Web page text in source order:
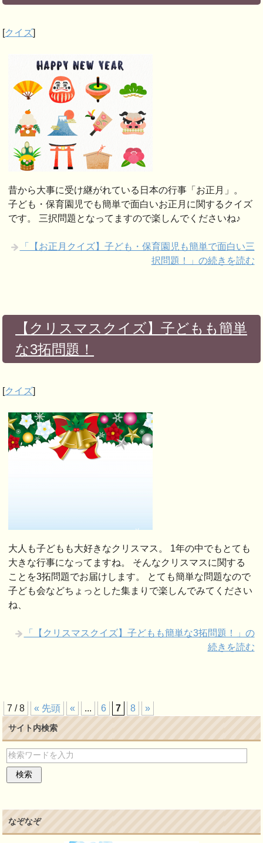
[クイズ]
昔から大事に受け継がれている日本の行事「お正月」。
子ども・保育園児でも簡単で面白いお正月に関するクイズ
です。 三択問題となってますので楽しんでくださいね♪
「【お正月クイズ】子ども・保育園児も簡単で面白い三
択問題！」の続きを読む
【クリスマスクイズ】子どもも簡単
な3拓問題！
[クイズ]
大人も子どもも大好きなクリスマス。 1年の中でもとても
大きな行事になってますね。 そんなクリスマスに関する
ことを3拓問題でお届けします。 とても簡単な問題なので
子ども会などちょっとした集まりで楽しんでみてください
ね、
「【クリスマスクイズ】子どもも簡単な3拓問題！」の
続きを読む
7 / 8 « 先頭 « ... 6 7 8 »
サイト内検索
なぞなぞ